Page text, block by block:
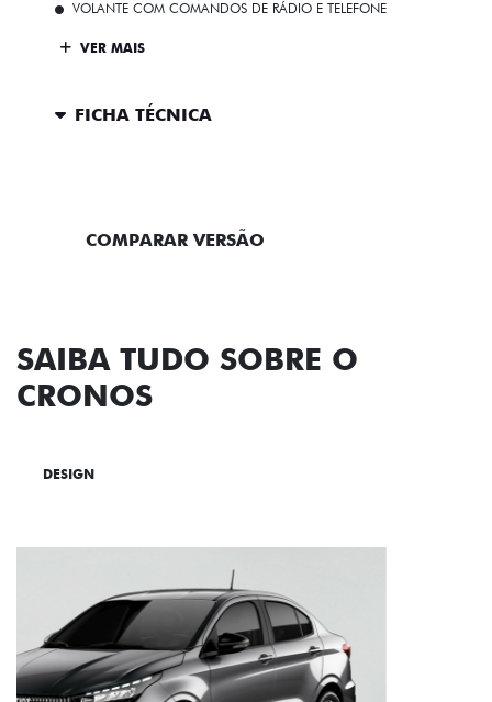
VOLANTE COM COMANDOS DE RÁDIO E TELEFONE
VER MAIS
FICHA TÉCNICA
COMPARAR VERSÃO
SAIBA TUDO SOBRE O
CRONOS
DESIGN